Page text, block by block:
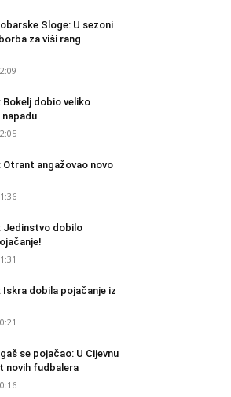
Sloge: U sezoni
za viši rang
Bokelj dobio veliko
napadu
Otrant angažovao novo
Jedinstvo dobilo
Iskra dobila pojačanje iz
se pojačao: U Cijevnu
novih fudbalera